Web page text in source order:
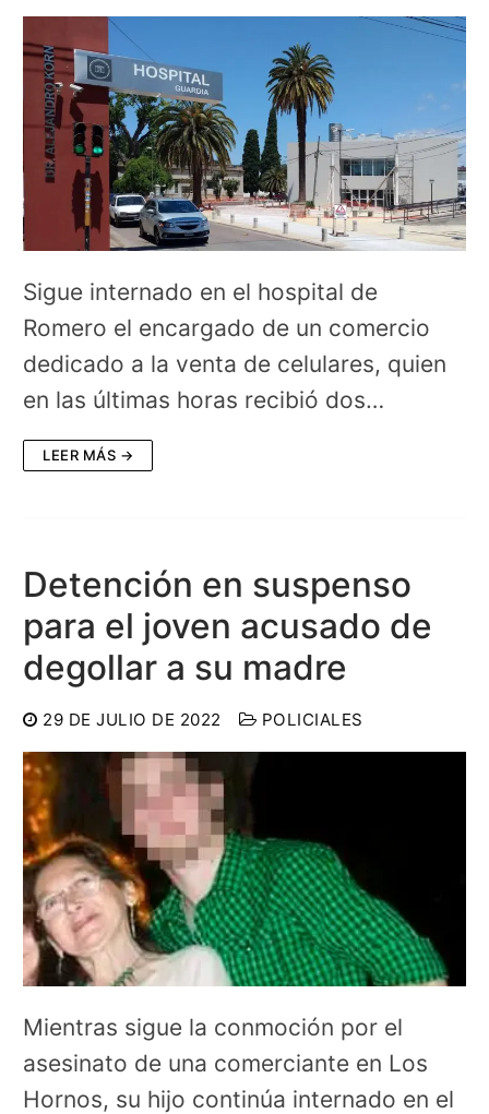
Sigue internado en el hospital de
Romero el encargado de un comercio
dedicado a la venta de celulares, quien
en las últimas horas recibió dos…
LEER MÁS →
Detención en suspenso
para el joven acusado de
degollar a su madre
29 DE JULIO DE 2022 POLICIALES
Mientras sigue la conmoción por el
asesinato de una comerciante en Los
Hornos, su hijo continúa internado en el